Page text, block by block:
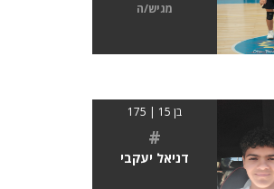
מגיש/ה
בן 15 | 175
#
דניאל יעקבי